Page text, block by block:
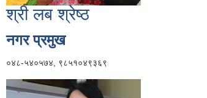
श्री लब श्रेष्ठ
नगर प्रमुख
०४८-५४०५७४, ९८५१०४९३६९